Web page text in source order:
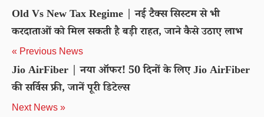
Old Vs New Tax Regime | नई टैक्स सिस्टम से भी
करदाताओं को मिल सकती है बड़ी राहत, जाने कैसे उठाए लाभ
« Previous News
Jio AirFiber | नया ऑफर! 50 दिनों के लिए Jio AirFiber
की सर्विस फ्री, जानें पूरी डिटेल्स
Next News »